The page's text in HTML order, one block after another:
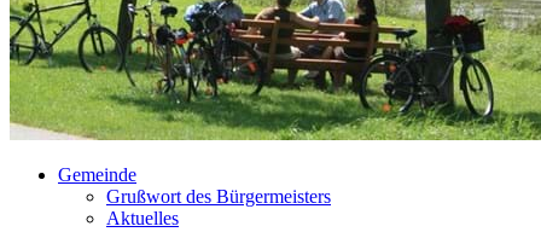
Gemeinde
Grußwort des Bürgermeisters
Aktuelles